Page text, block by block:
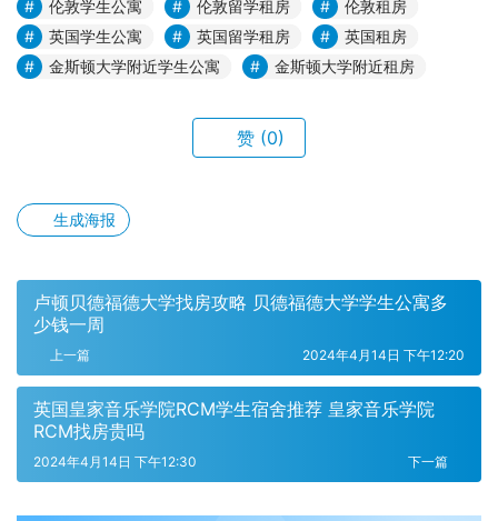
伦敦学生公寓 伦敦留学租房
伦敦租房
英国学生公寓
英国留学租房
英国租房
金斯顿大学附近学生公寓
金斯顿大学附近租房
赞 (0)
生成海报
卢顿贝德福德大学找房攻略 贝德福德大学学生公寓多
少钱一周
上一篇 2024年4月14日 下午12:20
英国皇家音乐学院RCM学生宿舍推荐 皇家音乐学院
RCM找房贵吗
下一篇
2024年4月14日 下午12:30